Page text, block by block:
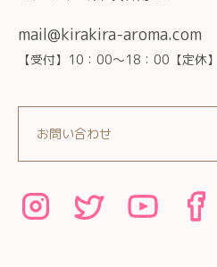
mail@kirakira-aroma.com
【受付】10：00～18：00【定休
お問い合わせ